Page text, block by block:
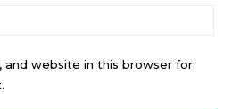
and website in this browser for